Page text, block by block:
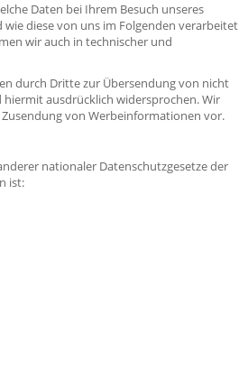
Daten bei Ihrem Besuch unseres
diese von uns im Folgenden verarbeitet
wir auch in technischer und
durch Dritte zur Übersendung von nicht
ausdrücklich widersprochen. Wir
von Werbeinformationen vor.
nationaler Datenschutzgesetze der
ist: